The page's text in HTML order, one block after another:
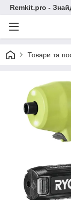
Remkit.pro -
Товари та